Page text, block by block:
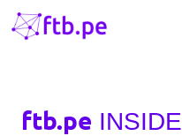
ftb.pe INSIDE